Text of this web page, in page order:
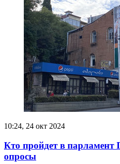
10:24, 24 окт 2024
Кто пройдет в парламент
опросы